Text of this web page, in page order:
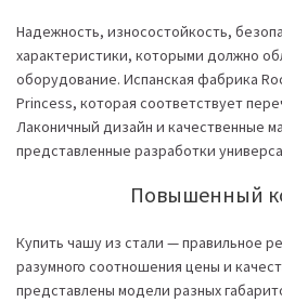
Надежность, износостойкость,
характеристики, которыми должно
оборудование. Испанская фабрика
Princess, которая соответствует
Лаконичный дизайн и качественные
представленные разработки
Повышенный
Купить чашу из стали — правильное
разумного соотношения цены и
представлены модели разных